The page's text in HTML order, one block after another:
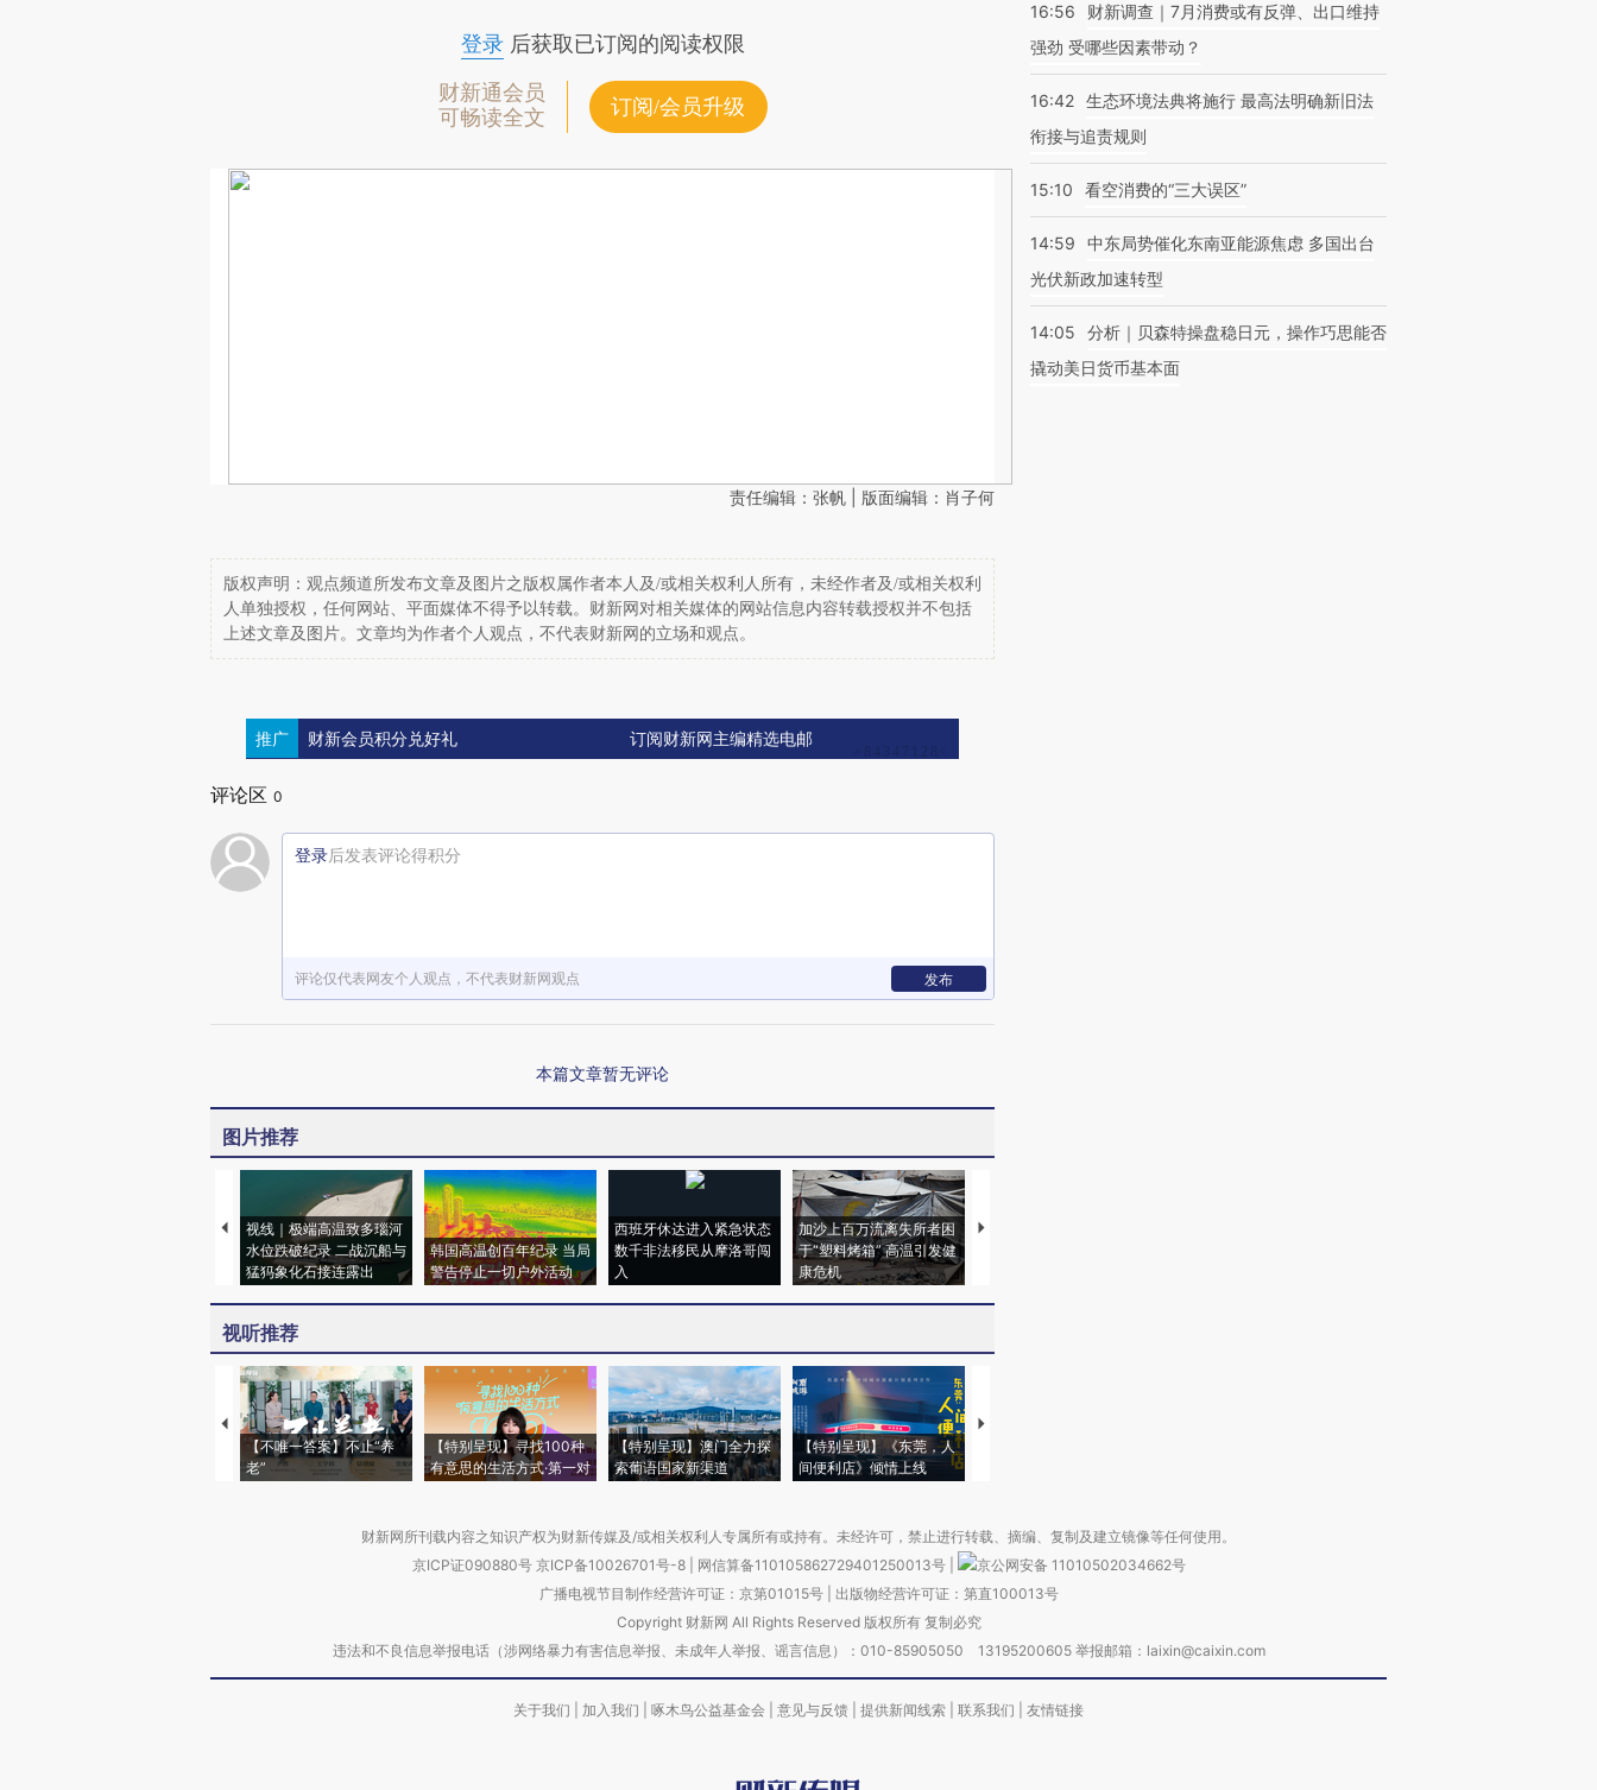
登录后获取已订阅的阅读权限
财新通会员
可畅读全文
订阅/会员升级
责任编辑：张帆 | 版面编辑：肖子何
版权声明：观点频道所发布文章及图片之版权属作者本人及/或相关权利人所有，未经作者及/或相关权利
人单独授权，任何网站、平面媒体不得予以转载。财新网对相关媒体的网站信息内容转载授权并不包括
上述文章及图片。文章均为作者个人观点，不代表财新网的立场和观点。
推广 财新会员积分兑好礼 订阅财新网主编精选电邮
评论区 0
登录后发表评论得积分
评论仅代表网友个人观点，不代表财新网观点 发布
本篇文章暂无评论
图片推荐
视线｜极端高温致多瑙河
水位跌破纪录 二战沉船与
猛犸象化石接连露出
韩国高温创百年纪录 当局
警告停止一切户外活动
西班牙休达进入紧急状态
数千非法移民从摩洛哥闯
入
加沙上百万流离失所者困
于“塑料烤箱” 高温引发健
康危机
视线｜HYROX的吸金
视听推荐
【不唯一答案】不止“养
老”
【特别呈现】寻找100种
有意思的生活方式·第一对
【特别呈现】澳门全力探
索葡语国家新渠道
【特别呈现】《东莞，人
间便利店》倾情上线
【推广】走进第四届链博
16:56
财新调查｜7月消费或有反弹、出口维持
强劲 受哪些因素带动？
16:42 生态环境法典将施行 最高法明确新旧法
衔接与追责规则
15:10 看空消费的“三大误区”
14:59
中东局势催化东南亚能源焦虑 多国出台
光伏新政加速转型
14:05
分析｜贝森特操盘稳日元，操作巧思能否
撬动美日货币基本面
财新网所刊载内容之知识产权为财新传媒及/或相关权利人专属所有或持有。未经许可，禁止进行转载、摘编、复制及建立镜像等任何使用。
京ICP证090880号 京ICP备10026701号-8 网信算备110105862729401250013号
京公网安备 11010502034662号
广播电视节目制作经营许可证：京第01015号| 出版物经营许可证：第直100013号
Copyright 财新网 All Rights Reserved 版权所有 复制必究
违法和不良信息举报电话（涉网络暴力有害信息举报、未成年人举报、谣言信息）：010-85905050 13195200605 举报邮箱：laixin@caixin.com
关于我们 加入我们 啄木鸟公益基金会 意见与反馈 提供新闻线索 联系我们 友情链接